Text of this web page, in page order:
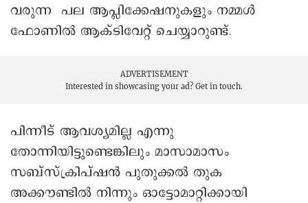
വരുന്ന പല ആപ്ലിക്കേഷനുകളും നമ്മള്‍
ഫോണിൽ ആക്ടിവേറ്റ് ചെയ്യാറുണ്ട്.
ADVERTISEMENT
Interested in showcasing your ad? Get in touch.
പിന്നീട് ആവശ്യമില്ല എന്നു
തോന്നിയിട്ടുണ്ടെങ്കിലും മാസാമാസം
സബ്സ്ക്രിപ്ഷൻ പുതുക്കൽ തുക
അക്കൗണ്ടില്‍ നിന്നും ഓട്ടോമാറ്റിക്കായി